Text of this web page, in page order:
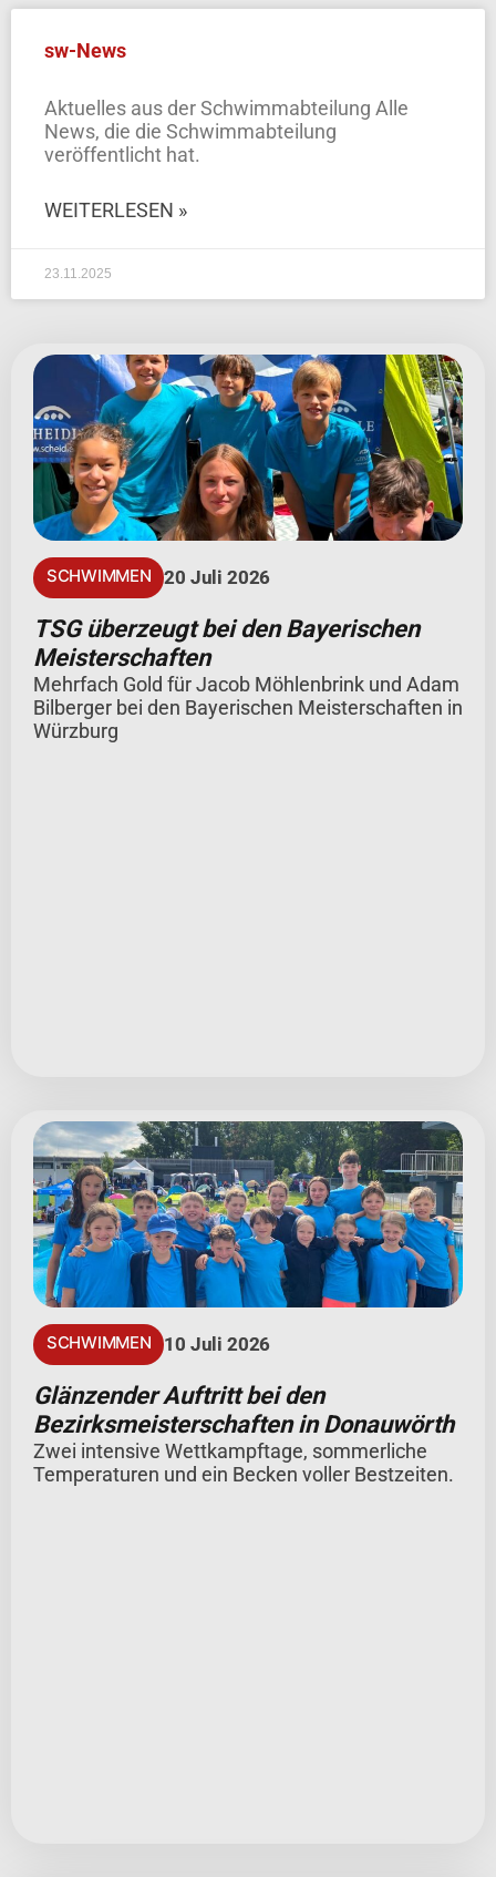
sw-News
Aktuelles aus der Schwimmabteilung Alle
News, die die Schwimmabteilung
veröffentlicht hat.
WEITERLESEN »
23.11.2025
SCHWIMMEN 20 Juli 2026
TSG überzeugt bei den Bayerischen
Meisterschaften
Mehrfach Gold für Jacob Möhlenbrink und Adam
Bilberger bei den Bayerischen Meisterschaften in
Würzburg
SCHWIMMEN 10 Juli 2026
Glänzender Auftritt bei den
Bezirksmeisterschaften in Donauwörth
Zwei intensive Wettkampftage, sommerliche
Temperaturen und ein Becken voller Bestzeiten.